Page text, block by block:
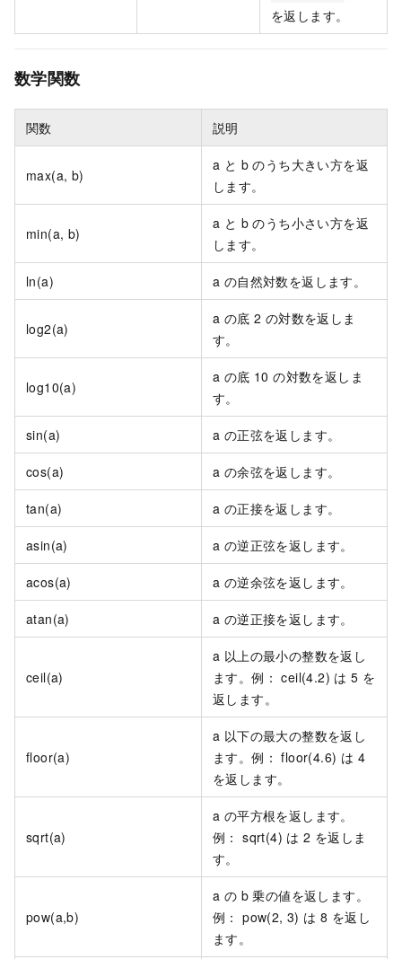
を返します。
数学関数
関数 説明
max(a, b)
a と b のうち大きい方を返
します。
min(a, b)
a と b のうち小さい方を返
します。
ln(a) a の自然対数を返します。
log2(a)
a の底 2 の対数を返しま
す。
log10(a)
a の底 10 の対数を返しま
す。
sin(a) a の正弦を返します。
cos(a) a の余弦を返します。
tan(a) a の正接を返します。
asin(a) a の逆正弦を返します。
acos(a) a の逆余弦を返します。
atan(a) a の逆正接を返します。
ceil(a)
a 以上の最小の整数を返し
ます。例： ceil(4.2) は 5 を
返します。
floor(a)
a 以下の最大の整数を返し
ます。例： floor(4.6) は 4
を返します。
sqrt(a)
a の平方根を返します。
例： sqrt(4) は 2 を返しま
す。
pow(a,b)
a の b 乗の値を返します。
例： pow(2, 3) は 8 を返し
ます。